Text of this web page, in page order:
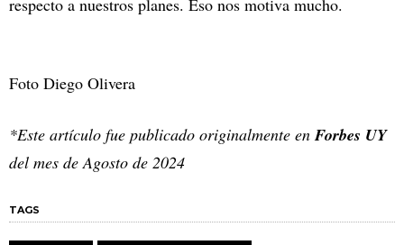
respecto a nuestros planes. Eso nos motiva mucho.
Foto Diego Olivera
*Este artículo fue publicado originalmente enForbes UY
del mes de Agosto de 2024
TAGS